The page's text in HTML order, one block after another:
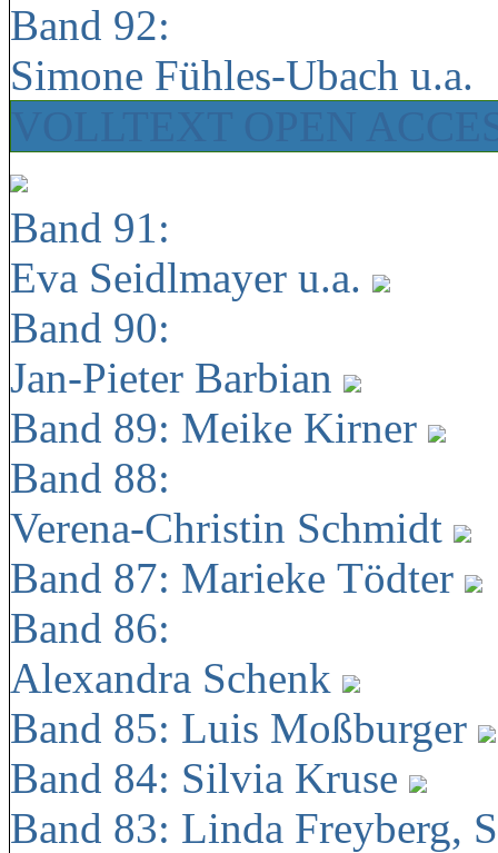
Band 92:
Simone Fühles-Ubach u.a.
Band 91:
Eva Seidlmayer u.a.
Band 90:
Jan-Pieter Barbian
Band 89: Meike Kirner
Band 88:
Verena-Christin Schmidt
Band 87: Marieke Tödter
Band 86:
Alexandra Schenk
Band 85: Luis Moßburger
Band 84: Silvia Kruse
Band 83: Linda Freyberg,